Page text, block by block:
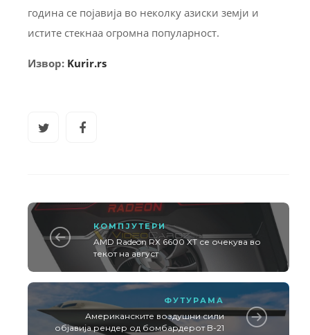
година се појавија во неколку азиски земји и
истите стекнаа огромна популарност.
Извор: Kurir.rs
КОМПЈУТЕРИ
AMD Radeon RX 6600 XT се очекува во
текот на август
ФУТУРАМА
Американските воздушни сили
објавија рендер од бомбардерот B-21